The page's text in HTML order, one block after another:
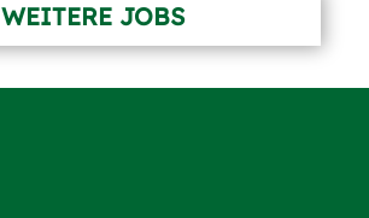
WEITERE JOBS